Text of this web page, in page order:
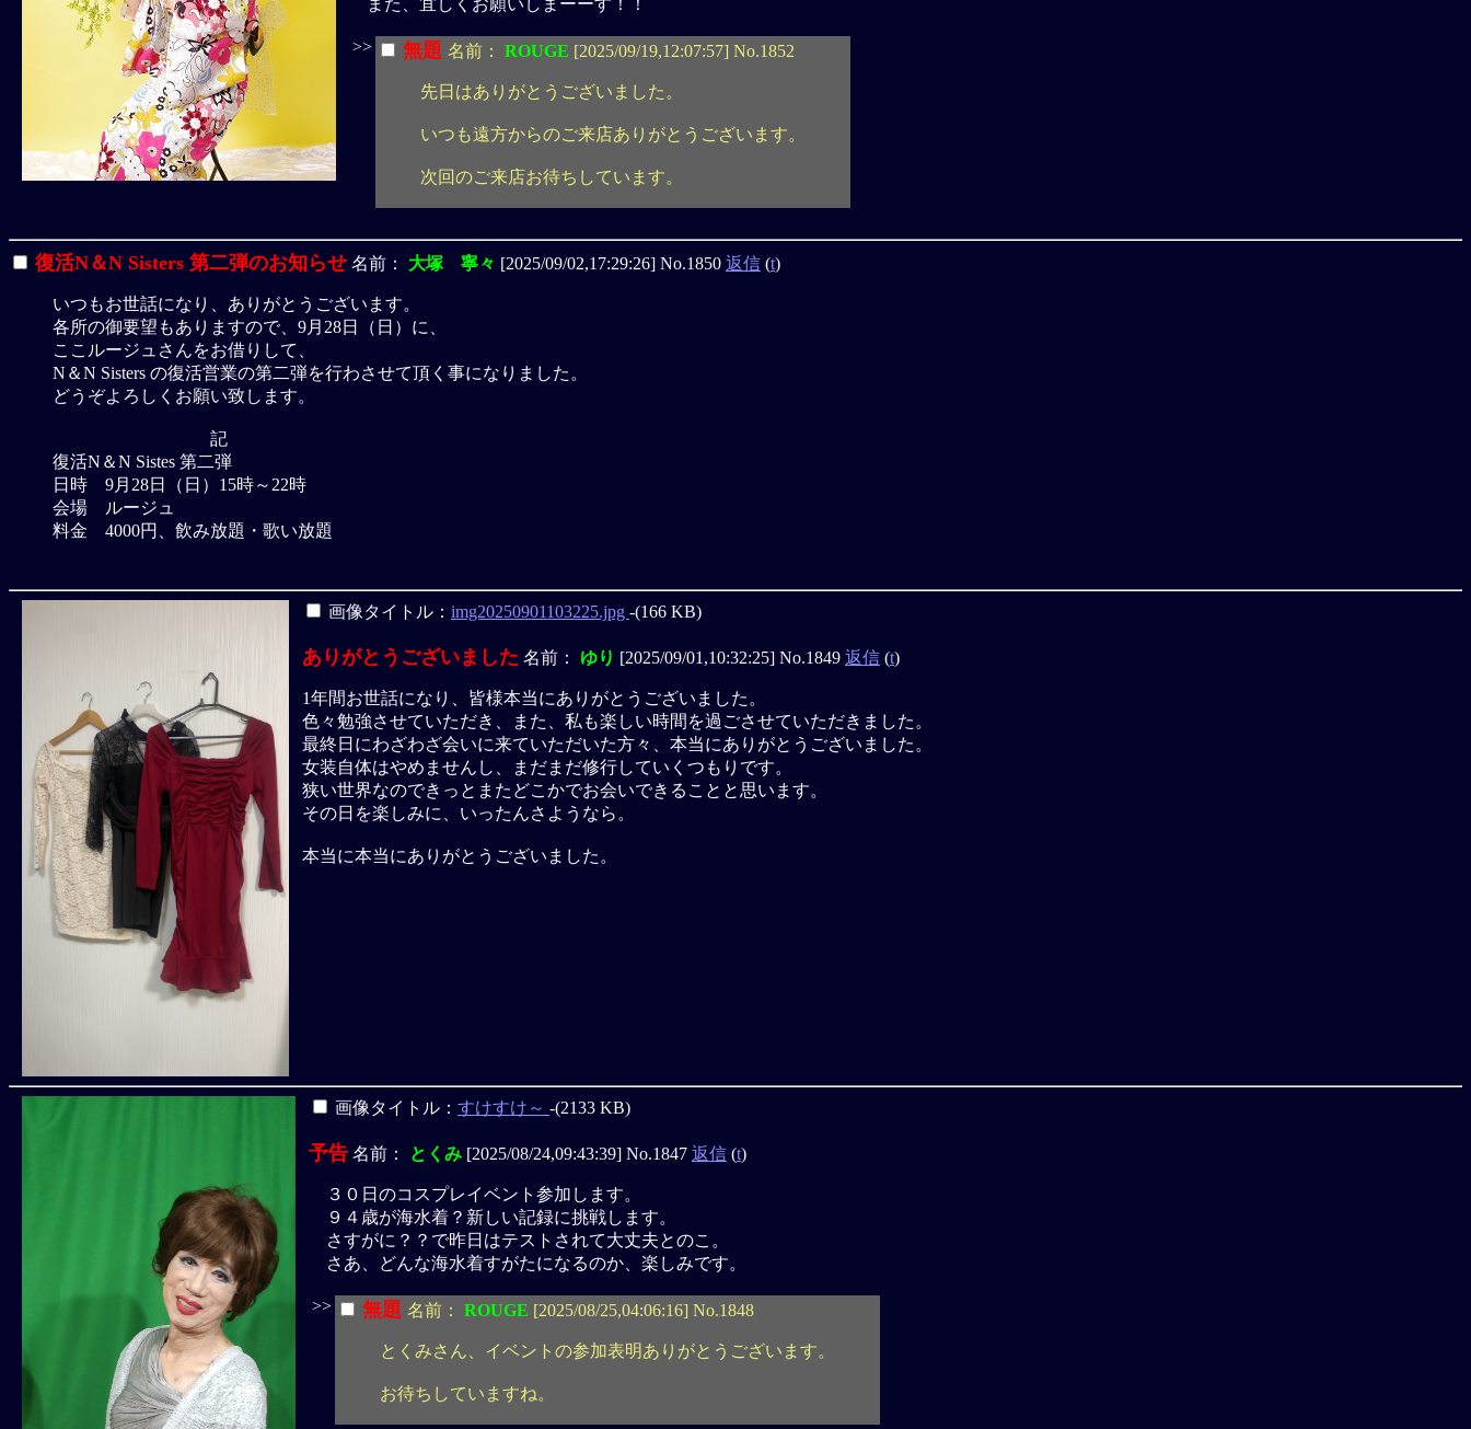
また、宜しくお願いしまーーす！！
>> 無題 名前： ROUGE [2025/09/19,12:07:57] No.1852
先日はありがとうございました。
いつも遠方からのご来店ありがとうございます。
次回のご来店お待ちしています。
復活N＆N Sisters 第二弾のお知らせ 名前： 大塚 寧々 [2025/09/02,17:29:26] No.1850 返信 (t)
いつもお世話になり、ありがとうございます。
各所の御要望もありますので、9月28日（日）に、
ここルージュさんをお借りして、
N＆N Sisters の復活営業の第二弾を行わさせて頂く事になりました。
どうぞよろしくお願い致します。
記
復活N＆N Sistes 第二弾
日時 9月28日（日）15時～22時
会場 ルージュ
料金 4000円、飲み放題・歌い放題
画像タイトル： img20250901103225.jpg -(166 KB)
ありがとうございました 名前： ゆり [2025/09/01,10:32:25] No.1849 返信 (t)
1年間お世話になり、皆様本当にありがとうございました。
色々勉強させていただき、また、私も楽しい時間を過ごさせていただきました。
最終日にわざわざ会いに来ていただいた方々、本当にありがとうございました。
女装自体はやめませんし、まだまだ修行していくつもりです。
狭い世界なのできっとまたどこかでお会いできることと思います。
その日を楽しみに、いったんさようなら。
本当に本当にありがとうございました。
画像タイトル： すけすけ～ -(2133 KB)
予告 名前： とくみ [2025/08/24,09:43:39] No.1847 返信 (t)
３０日のコスプレイベント参加します。
９４歳が海水着？新しい記録に挑戦します。
さすがに？？で昨日はテストされて大丈夫とのこ。
さあ、どんな海水着すがたになるのか、楽しみです。
>> 無題 名前： ROUGE [2025/08/25,04:06:16] No.1848
とくみさん、イベントの参加表明ありがとうございます。
お待ちしていますね。